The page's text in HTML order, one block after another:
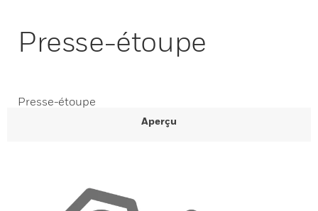
Presse-étoupe
Presse-étoupe
Aperçu